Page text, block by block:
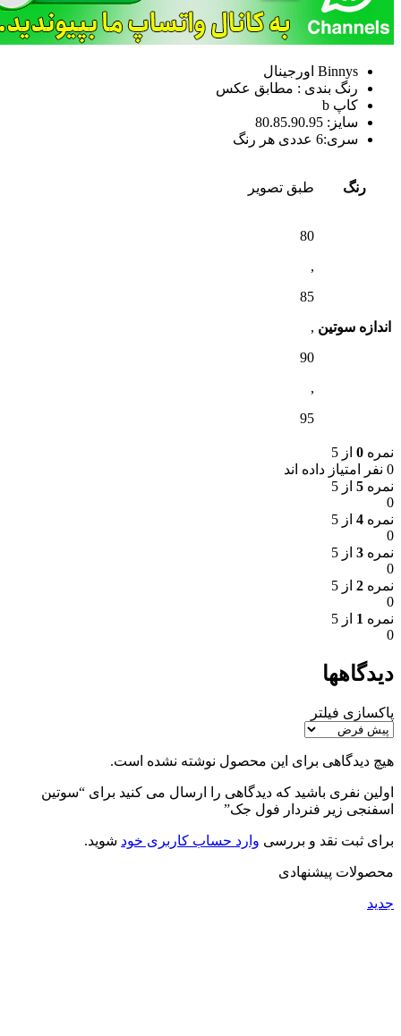
Binnys اورجینال
رنگ بندی : مطابق عکس
کاپ b
سایز: 80.85.90.95
سری:6 عددی هر رنگ
رنگ طبق تصویر
اندازه سوتین
80
,
85
,
90
,
95
نمره 0 از 5
0 نفر امتیاز داده اند
نمره 5 از 5
0
نمره 4 از 5
0
نمره 3 از 5
0
نمره 2 از 5
0
نمره 1 از 5
0
دیدگاهها
پاکسازی فیلتر
هیچ دیدگاهی برای این محصول نوشته نشده است.
اولین نفری باشید که دیدگاهی را ارسال می کنید برای “سوتین
اسفنجی زیر فنردار فول جک”
برای ثبت نقد و بررسی وارد حساب کاربری خود شوید.
محصولات پیشنهادی
جدید